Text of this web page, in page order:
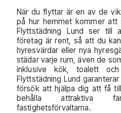
När du flyttar är en av de
på hur hemmet kommer
Flyttstädning Lund ser till
företag är rent, så att du
hyresvärdar eller nya
städar varje rum, även de
inklusive kök, toalett
Flyttstädning Lund
försök att hjälpa dig att få
behålla attraktiva
fastighetsförvaltarna.